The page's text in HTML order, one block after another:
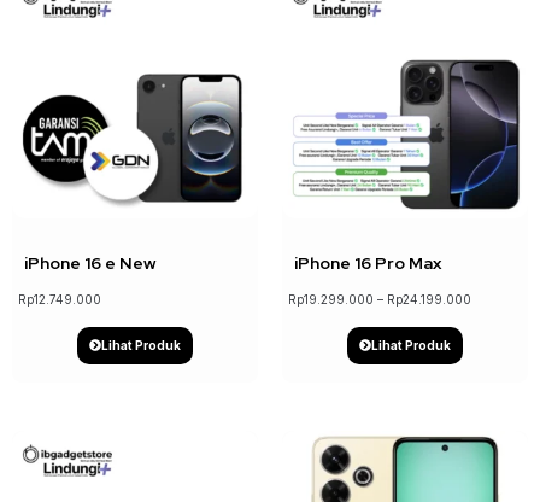
iPhone 16 e New
Rp12.749.000
Lihat Produk
↓ 5%
iPhone 16 Pro Max
Rp19.299.000 – Rp24.199.000
Lihat Produk